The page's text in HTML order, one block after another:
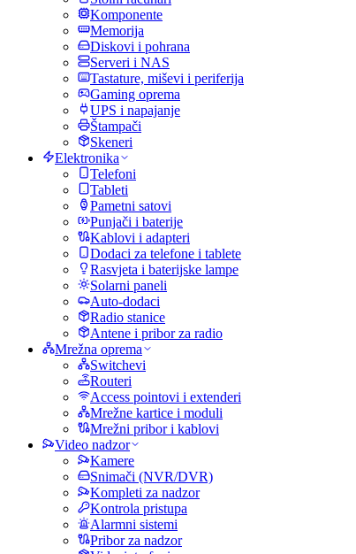
Komponente
Memorija
Diskovi i pohrana
Serveri i NAS
Tastature, miševi i periferija
Gaming oprema
UPS i napajanje
Štampači
Skeneri
Elektronika
Telefoni
Tableti
Pametni satovi
Punjači i baterije
Kablovi i adapteri
Dodaci za telefone i tablete
Rasvjeta i baterijske lampe
Solarni paneli
Auto-dodaci
Radio stanice
Antene i pribor za radio
Mrežna oprema
Switchevi
Routeri
Access pointovi i extenderi
Mrežne kartice i moduli
Mrežni pribor i kablovi
Video nadzor
Kamere
Snimači (NVR/DVR)
Kompleti za nadzor
Kontrola pristupa
Alarmni sistemi
Pribor za nadzor